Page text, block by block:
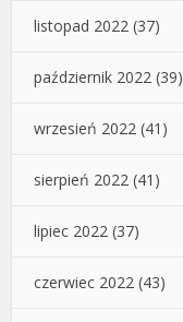
listopad 2022 (37)
październik 2022 (39)
wrzesień 2022 (41)
sierpień 2022 (41)
lipiec 2022 (37)
czerwiec 2022 (43)